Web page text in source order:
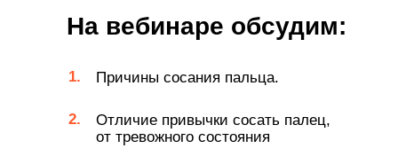
На вебинаре обсудим:
Причины сосания пальца.
Отличие привычки сосать палец,
от тревожного состояния
1.
2.